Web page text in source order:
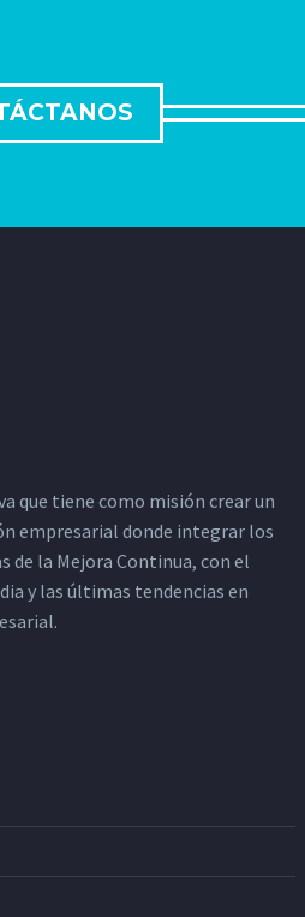
que tiene como misión crear un
empresarial donde integrar los
de la Mejora Continua, con el
y las últimas tendencias en